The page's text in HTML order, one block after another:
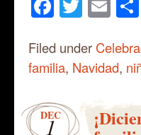
Filed under
familia, Navidad,
DEC
1